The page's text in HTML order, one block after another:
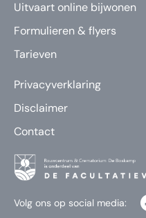
Uitvaart online bijwonen
Formulieren & flyers
Tarieven
Privacyverklaring
Disclaimer
Contact
Volg ons op social media: